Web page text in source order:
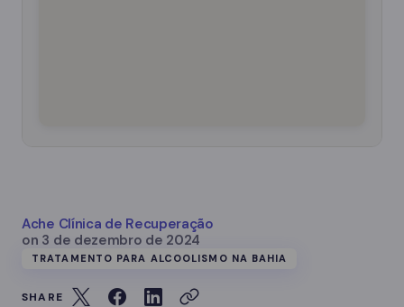
Ache Clínica de Recuperação
on 3 de dezembro de 2024
TRATAMENTO PARA ALCOOLISMO NA BAHIA
SHARE